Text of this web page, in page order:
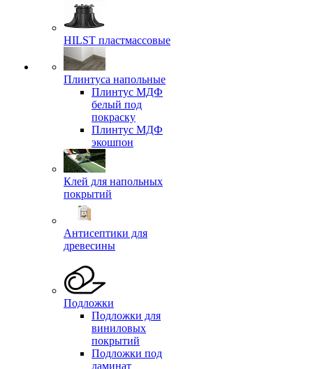
HILST пластмассовые
Плинтуса напольные
Плинтус МДФ
белый под
покраску
Плинтус МДФ
экошпон
Клей для напольных
покрытий
Антисептики для
древесины
Подложки
Подложки для
виниловых
покрытий
Подложки под
ламинат